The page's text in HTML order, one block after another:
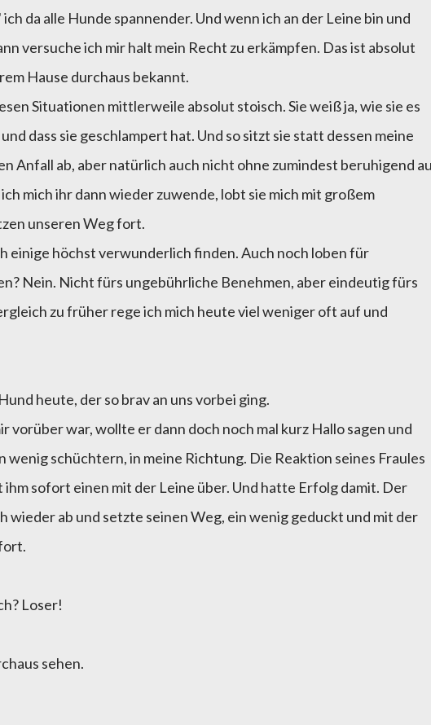
da alle Hunde spannender. Und wenn ich an der Leine bin und
versuche ich mir halt mein Recht zu erkämpfen. Das ist absolut
Hause durchaus bekannt.
Situationen mittlerweile absolut stoisch. Sie weiß ja, wie sie es
dass sie geschlampert hat. Und so sitzt sie statt dessen meine
Anfall ab, aber natürlich auch nicht ohne zumindest beruhigend
mich ihr dann wieder zuwende, lobt sie mich mit großem
unseren Weg fort.
einige höchst verwunderlich finden. Auch noch loben für
Nein. Nicht fürs ungebührliche Benehmen, aber eindeutig fürs
zu früher rege ich mich heute viel weniger oft auf und
heute, der so brav an uns vorbei ging.
vorüber war, wollte er dann doch noch mal kurz Hallo sagen und
wenig schüchtern, in meine Richtung. Die Reaktion seines Fraules
ihm sofort einen mit der Leine über. Und hatte Erfolg damit. Der
wieder ab und setzte seinen Weg, ein wenig geduckt und mit der
Loser!
sehen.